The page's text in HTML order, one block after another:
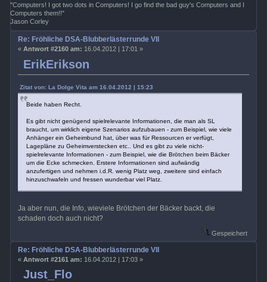
"Computers! I got two dots in Computers! I go find the bad guy's Computers and I
Computers them!!"
Jason Corley
ErikErikson
Re: Fröhliche DSA-Blubberlästerrunde VII
« Antwort #2160 am: 16.04.2012 | 17:01 »
Zitat von: La Dolge Vita am 16.04.2012 | 15:23
Beide haben Recht.
Es gibt nicht genügend spielrelevante Informationen, die man als SL
braucht, um wirklich eigene Szenarios aufzubauen - zum Beispiel, wie viele
Anhänger ein Geheimbund hat, über was für Ressourcen er verfügt,
Lagepläne zu Geheimverstecken etc.. Und es gibt zu viele nicht-
spielrelevante Informationen - zum Beispiel, wie die Brötchen beim Bäcker
um die Ecke schmecken. Erstere Informationen sind aufwändig
anzufertigen und nehmen i.d.R. wenig Platz weg, zweitere sind einfach
hinzuschwafeln und fressen wunderbar viel Platz.
Ja aber nun, die Info, wieviele Brötchen der Bäcker backt, die
schaden doch auch nicht?
Gespeichert
Just_Flo
Re: Fröhliche DSA-Blubberlästerrunde VII
« Antwort #2161 am: 16.04.2012 | 17:03 »